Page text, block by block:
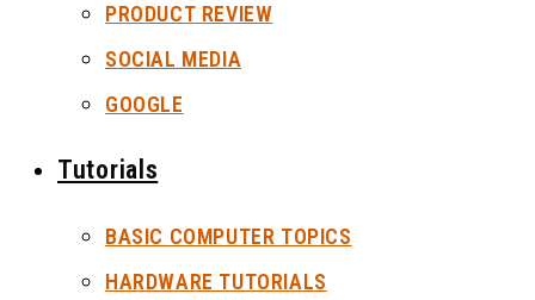
PRODUCT REVIEW
SOCIAL MEDIA
GOOGLE
Tutorials
BASIC COMPUTER TOPICS
HARDWARE TUTORIALS